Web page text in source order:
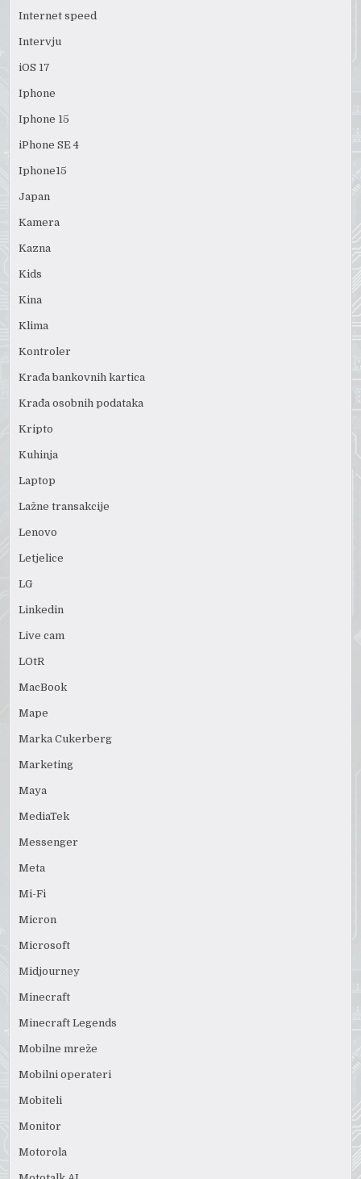
Internet speed
Intervju
iOS 17
Iphone
Iphone 15
iPhone SE 4
Iphone15
Japan
Kamera
Kazna
Kids
Kina
Klima
Kontroler
Krađa bankovnih kartica
Krađa osobnih podataka
Kripto
Kuhinja
Laptop
Lažne transakcije
Lenovo
Letjelice
LG
Linkedin
Live cam
LOtR
MacBook
Mape
Marka Cukerberg
Marketing
Maya
MediaTek
Messenger
Meta
Mi-Fi
Micron
Microsoft
Midjourney
Minecraft
Minecraft Legends
Mobilne mreže
Mobilni operateri
Mobiteli
Monitor
Motorola